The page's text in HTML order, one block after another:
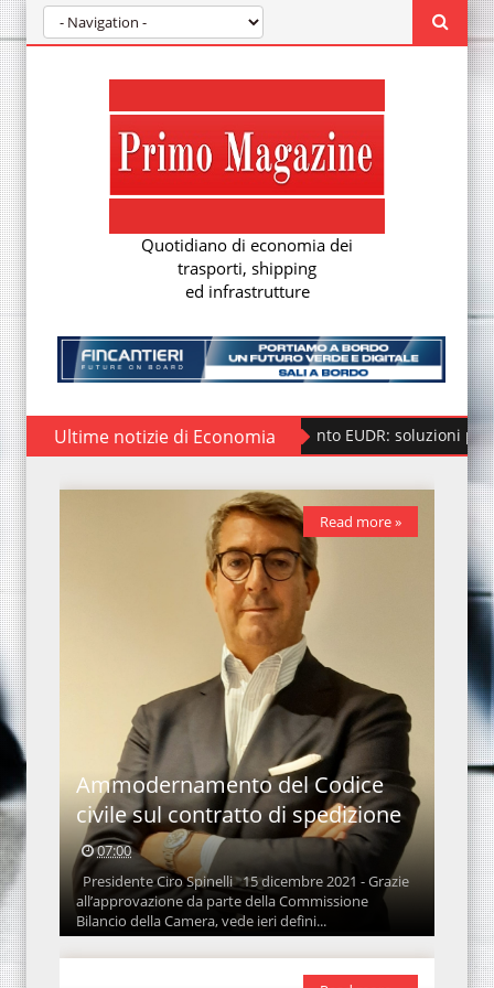
Quotidiano di economia dei
trasporti, shipping
ed infrastrutture
Ultime notizie di EconomiaRegolamento EUDR: soluzioni per la
Ammodernamento del Codice
civile sul contratto di spedizione
07:00
Presidente Ciro Spinelli 15 dicembre 2021 - Grazie
all’approvazione da parte della Commissione
Bilancio della Camera, vede ieri defini...
Read more »
Gruppo d'azione con gli